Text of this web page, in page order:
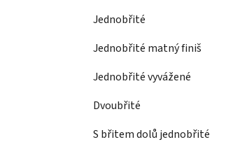
Jednobřité
Jednobřité matný finiš
Jednobřité vyvážené
Dvoubřité
S břitem dolů jednobřité